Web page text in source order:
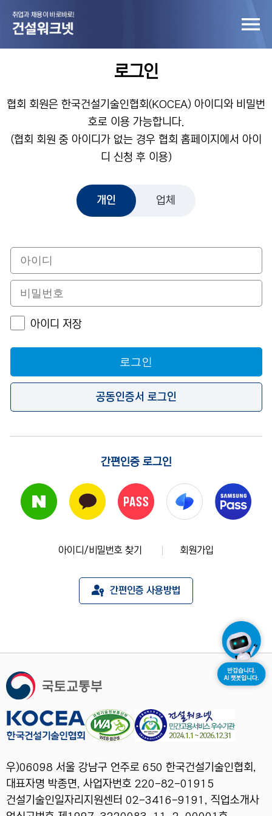
로그인
협회 회원은 한국건설기술인협회(KOCEA) 아이디와 비밀번
호로 이용 가능합니다.
(협회 회원 중 아이디가 없는 경우 협회 홈페이지에서 아이
디 신청 후 이용)
개인 업체
개인
아이디 저장
로그인
공동인증서 로그인
간편인증 로그인
아이디/비밀번호 찾기 회원가입
간편인증 사용방법
우)06098 서울 강남구 언주로 650 한국건설기술인협회,
대표자명 박종면, 사업자번호 220-82-01915
건설기술인일자리지원센터 02-3416-9191, 직업소개사